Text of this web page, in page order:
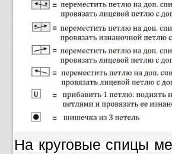
На круговые спицы